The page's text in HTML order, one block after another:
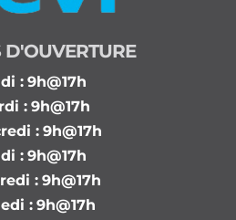
D'OUVERTURE
: 9h@17h
: 9h@17h
: 9h@17h
: 9h@17h
: 9h@17h
: 9h@17h